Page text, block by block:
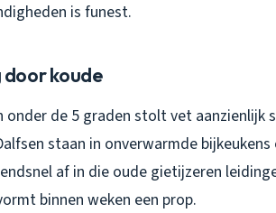
is funest.
koude
onder de 5 graden stolt vet aanzienlijk
staan in onverwarmde
af in die oude gietijzeren
binnen weken een prop.